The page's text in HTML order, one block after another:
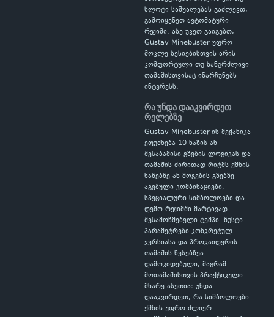
სლოტი საშუალებას გაძლევთ,
გამოიყენეთ ავტომატური
რეჟიმი. ასე უკეთ გაიგებთ,
Gustav Minebuster უფრო
მოკლე სესიებისთვის არის
კომფორტული თუ ხანგრძლივი
თამაშისთვისაც ინარჩუნებს
ინტერესს.
რა უნდა დააკვირდეთ
რელებზე
Gustav Minebuster-ის მექანიკა
ეფუძნება 10 ხაზის ან
შესაბამისი გზების ლოგიკას და
თამაშის ძირითად რიტმს ქმნის
ხაზებზე ან მოგების გზებზე
აგებული კომბინაციები,
სპეციალური სიმბოლოები და
დემო რეჟიმში მარტივად
შესამოწმებელი ტემპი. ზუსტი
პარამეტრები კონკრეტულ
ვერსიასა და პროვაიდერის
თამაშის წესებზეა
დამოკიდებული, მაგრამ
მოთამაშისთვის პრაქტიკული
მხარე ასეთია: უნდა
დააკვირდეთ, რა სიმბოლოები
ქმნის უფრო ძლიერ